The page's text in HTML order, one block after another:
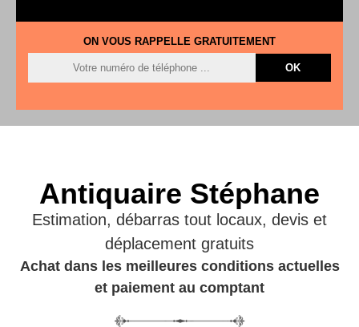
ON VOUS RAPPELLE GRATUITEMENT
Antiquaire Stéphane
Estimation, débarras tout locaux, devis et
déplacement gratuits
Achat dans les meilleures conditions actuelles
et paiement au comptant